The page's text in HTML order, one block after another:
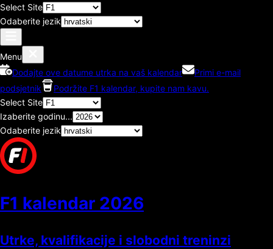
Select Site
Odaberite jezik
Menu
Dodajte ove datume utrka na vaš kalendar
Primi e-mail
podsjetnik
Podržite F1 kalendar, kupite nam kavu.
Select Site
Izaberite godinu...
Odaberite jezik
F1 kalendar 2026
Utrke, kvalifikacije i slobodni treninzi